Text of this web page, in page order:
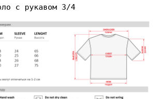
с рукавом 3/4